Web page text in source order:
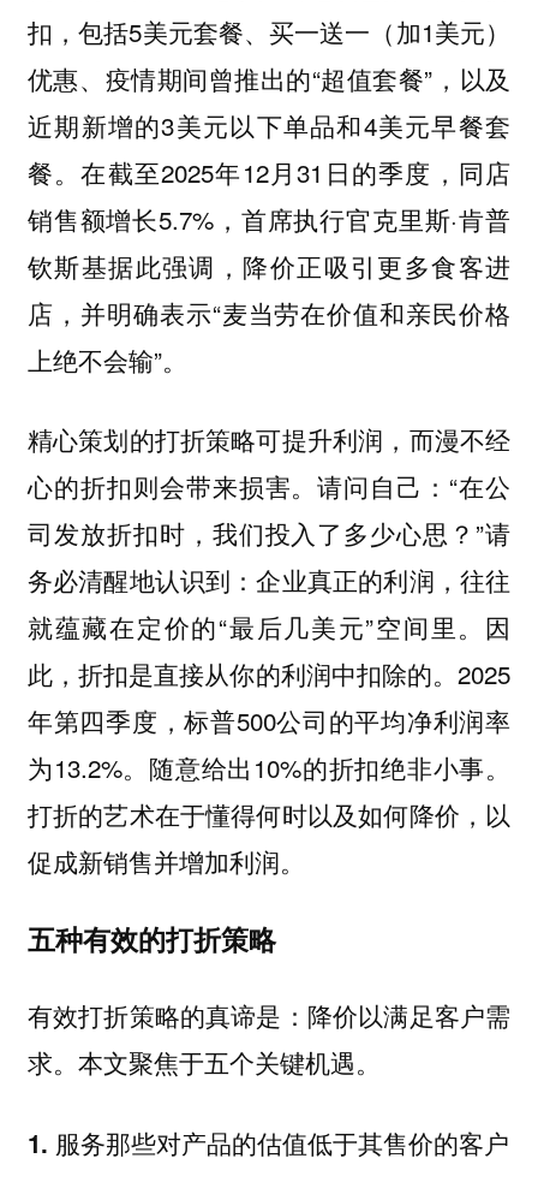
扣，包括5美元套餐、买一送一（加1美元）
优惠、疫情期间曾推出的“超值套餐”，以及
近期新增的3美元以下单品和4美元早餐套
餐。在截至2025年12月31日的季度，同店
销售额增长5.7%，首席执行官克里斯·肯普
钦斯基据此强调，降价正吸引更多食客进
店，并明确表示“麦当劳在价值和亲民价格
上绝不会输”。
精心策划的打折策略可提升利润，而漫不经
心的折扣则会带来损害。请问自己：“在公
司发放折扣时，我们投入了多少心思？”请
务必清醒地认识到：企业真正的利润，往往
就蕴藏在定价的“最后几美元”空间里。因
此，折扣是直接从你的利润中扣除的。2025
年第四季度，标普500公司的平均净利润率
为13.2%。随意给出10%的折扣绝非小事。
打折的艺术在于懂得何时以及如何降价，以
促成新销售并增加利润。
五种有效的打折策略
有效打折策略的真谛是：降价以满足客户需
求。 本文聚焦于五个关键机遇。
1. 服务那些对产品的估值低于其售价的客户